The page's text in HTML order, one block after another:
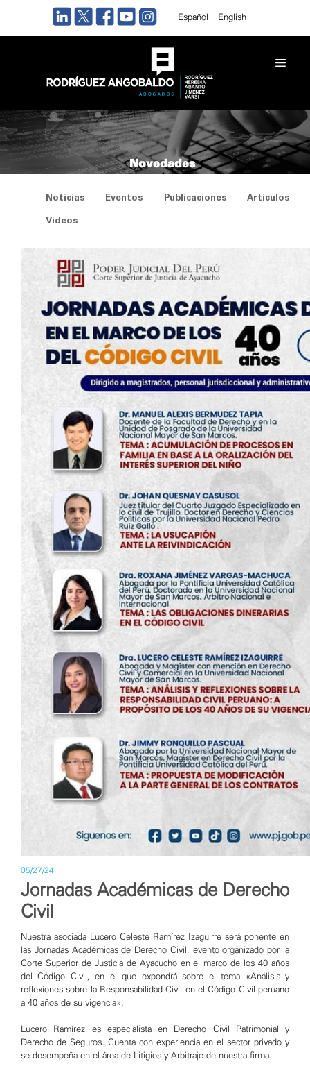
Español English
Novedades
Noticias Eventos Publicaciones Articulos
Videos
05/27/24
Jornadas Académicas de Derecho
Civil
Nuestra asociada Lucero Celeste Ramírez Izaguirre será ponente en
las Jornadas Académicas de Derecho Civil, evento organizado por la
Corte Superior de Justicia de Ayacucho en el marco de los 40 años
del Código Civil, en el que expondrá sobre el tema «Análisis y
reflexiones sobre la Responsabilidad Civil en el Código Civil peruano
a 40 años de su vigencia».
Lucero Ramírez es especialista en Derecho Civil Patrimonial y
Derecho de Seguros. Cuenta con experiencia en el sector privado y
se desempeña en el área de Litigios y Arbitraje de nuestra firma.